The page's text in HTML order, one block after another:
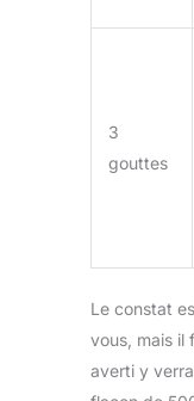
3
gouttes
Le constat
vous, mais il
averti y